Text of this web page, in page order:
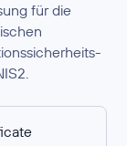
für die